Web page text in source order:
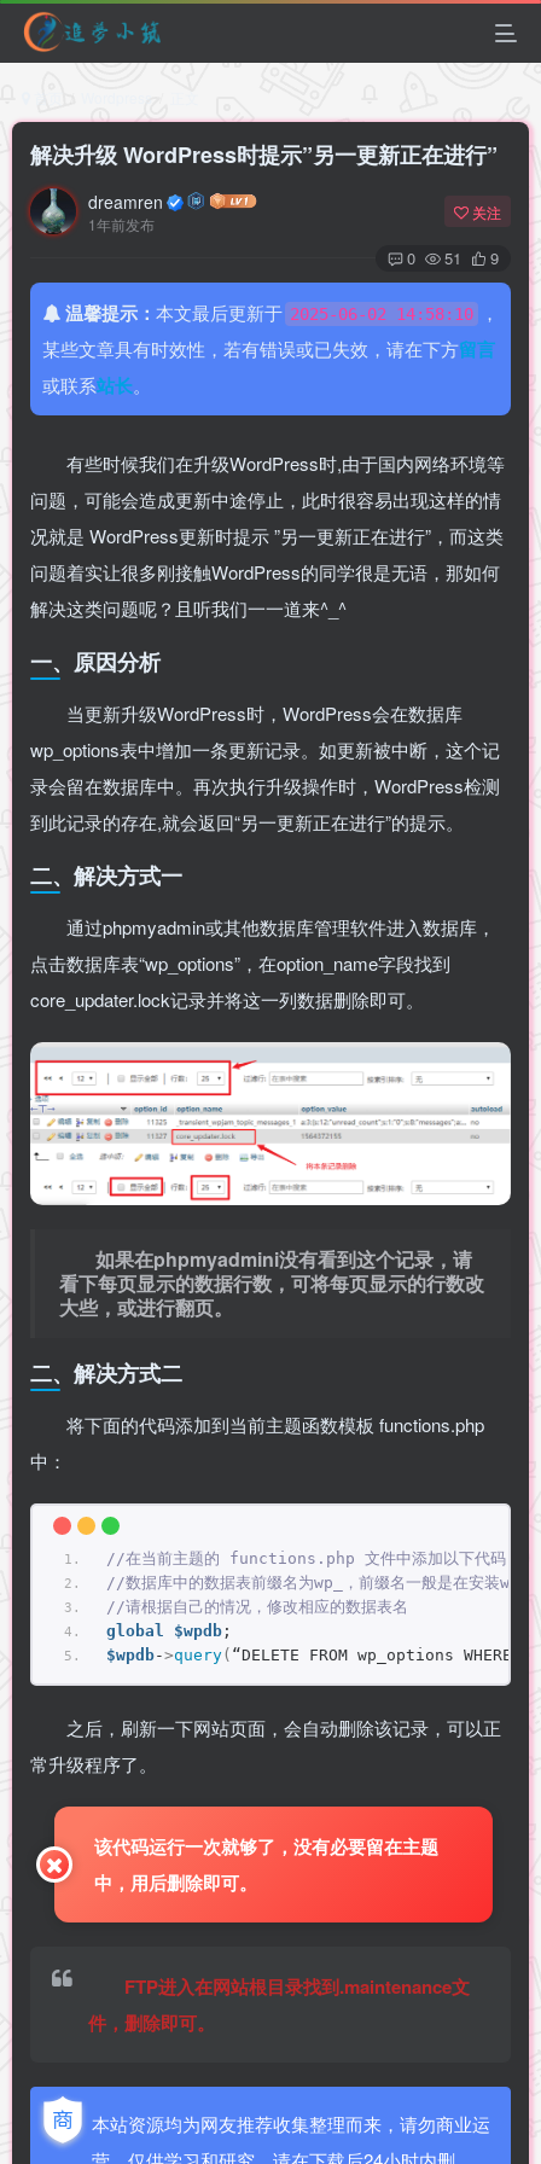
解决升级 WordPress时提示”另一更新正在进行”
dreamren
1年前发布
关注
0 51 9
温馨提示： 本文最后更新于 2025-06-02 14:58:10
，
某些文章具有时效性，若有错误或已失效，请在下方留言
或联系站长。
有些时候我们在升级WordPress时,由于国内网络环境等
问题，可能会造成更新中途停止，此时很容易出现这样的情
况就是 WordPress更新时提示 ”另一更新正在进行”，而这类
问题着实让很多刚接触WordPress的同学很是无语，那如何
解决这类问题呢？且听我们一一道来^_^
一、原因分析
当更新升级WordPress时，WordPress会在数据库
wp_options表中增加一条更新记录。如更新被中断，这个记
录会留在数据库中。再次执行升级操作时，WordPress检测
到此记录的存在,就会返回“另一更新正在进行”的提示。
二、解决方式一
通过phpmyadmin或其他数据库管理软件进入数据库，
点击数据库表“wp_options”，在option_name字段找到
core_updater.lock记录并将这一列数据删除即可。
如果在phpmyadmini没有看到这个记录，请
看下每页显示的数据行数，可将每页显示的行数改
大些，或进行翻页。
二、解决方式二
将下面的代码添加到当前主题函数模板 functions.php
中：
//在当前主题的 functions.php 文件中添加以下代码；
//数据库中的数据表前缀名为wp_，前缀名一般是在安装
//请根据自己的情况，修改相应的数据表名
global
$wpdb ;
$wpdb->query( “DELETE FROM wp_options
之后，刷新一下网站页面，会自动删除该记录，可以正
常升级程序了。
该代码运行一次就够了，没有必要留在主题
中，用后删除即可。
FTP进入在网站根目录找到.maintenance文
件，删除即可。
本站资源均为网友推荐收集整理而来，请勿商业运